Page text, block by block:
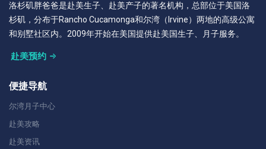
洛杉矶胖爸爸是赴美生子、赴美产子的著名机构，总部位于美国洛
杉矶，分布于Rancho Cucamonga和尔湾（Irvine）两地的高级公寓
和别墅社区内。2009年开始在美国提供赴美国生子、月子服务。
赴美预约
便捷导航
尔湾月子中心
赴美攻略
赴美资讯